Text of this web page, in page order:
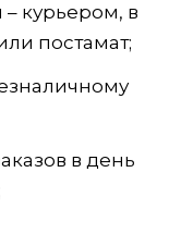
– курьером, в
постамат;
в день